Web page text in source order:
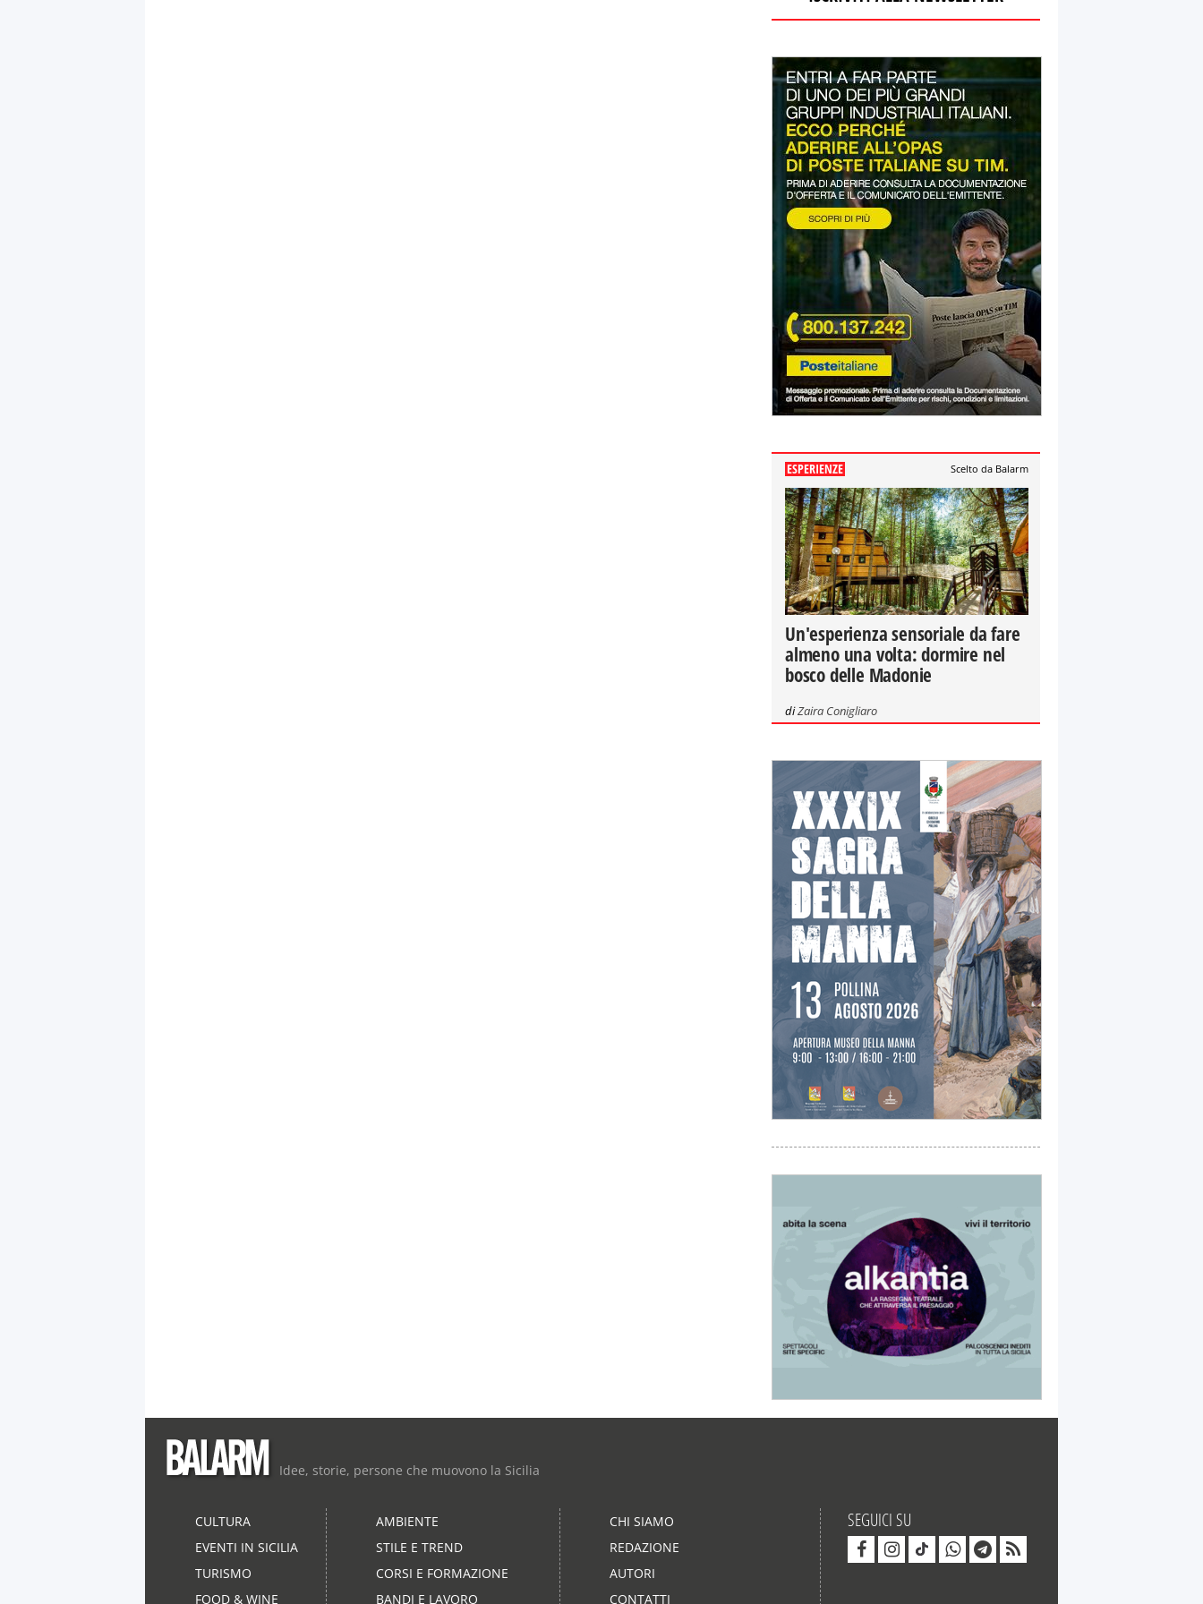
ESPERIENZE Scelto da Balarm
Un'esperienza sensoriale da fare
almeno una volta: dormire nel
bosco delle Madonie
diZaira Conigliaro
Idee, storie, persone che muovono la Sicilia
CULTURA
EVENTI IN SICILIA
TURISMO
FOOD & WINE
AMBIENTE
STILE E TREND
CORSI E FORMAZIONE
BANDI E LAVORO
CHI SIAMO
REDAZIONE
AUTORI
CONTATTI
SEGUICI SU